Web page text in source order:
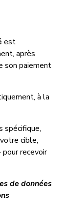
est
après
son paiement
à la
spécifique,
cible,
pour recevoir
de données